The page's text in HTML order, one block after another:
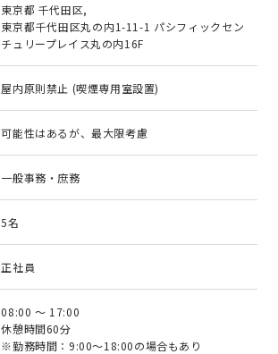
東京都 千代田区,
東京都千代田区丸の内1-11-1 パシフィックセン
チュリープレイス丸の内16F
屋内原則禁止 (喫煙専用室設置)
可能性はあるが、最大限考慮
一般事務・庶務
5名
正社員
08:00 ～ 17:00
休憩時間60分
※勤務時間：9:00～18:00の場合もあり